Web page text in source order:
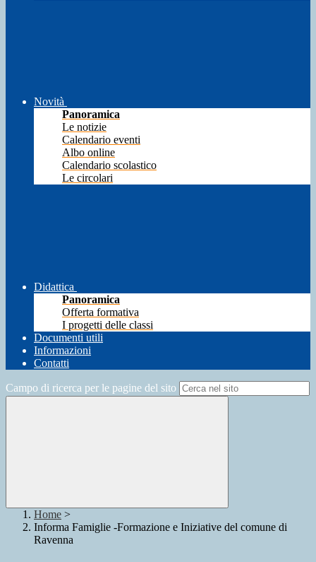
Novità
Panoramica
Le notizie
Calendario eventi
Albo online
Calendario scolastico
Le circolari
Didattica
Panoramica
Offerta formativa
I progetti delle classi
Documenti utili
Informazioni
Contatti
Campo di ricerca per le pagine del sito
Home >
Informa Famiglie -Formazione e Iniziative del comune di
Ravenna